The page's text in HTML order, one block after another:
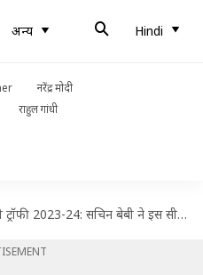
अन्य Hindi
नरेंद्र मोदी
राहुल गांधी
2023-24: सचिन बेबी ने इस सीजन में लगाया अपना चौथा शतक, बनाए ये रिकॉर्ड्स